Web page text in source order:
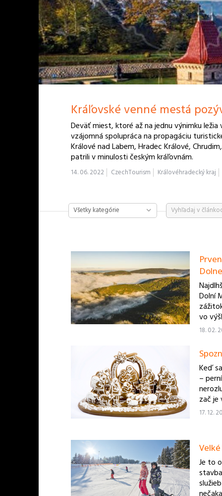
Kráľovské venné mestá
Deväť miest, ktoré až na jednu výnimku
vzájomná spolupráca na propagáciu
Králové nad Labem, Hradec Králové,
patrili v minulosti českým kráľovnám.
14. 06. 2022 CzechTourism Královéhradecký kraj
Všetky kategórie
Dolní
vo
18. 02.
Keď
–
zač je
17. 12.
Je to